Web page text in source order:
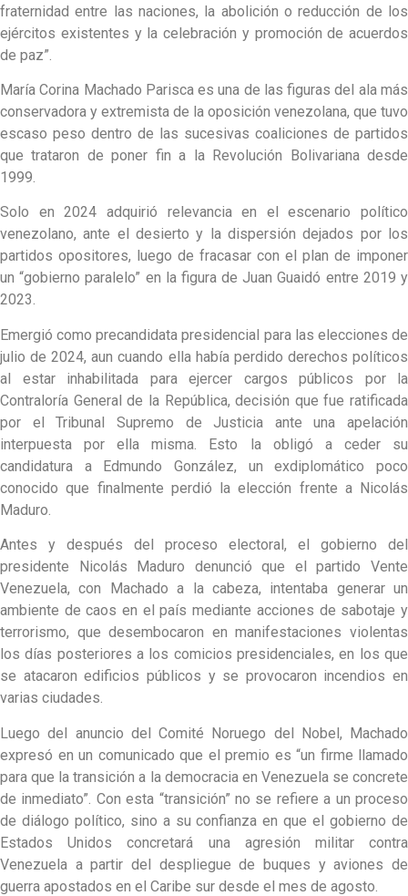
fraternidad entre las naciones, la abolición o reducción de los
ejércitos existentes y la celebración y promoción de acuerdos
de paz”.
María Corina Machado Parisca es una de las figuras del ala más
conservadora y extremista de la oposición venezolana, que tuvo
escaso peso dentro de las sucesivas coaliciones de partidos
que trataron de poner fin a la Revolución Bolivariana desde
1999.
Solo en 2024 adquirió relevancia en el escenario político
venezolano, ante el desierto y la dispersión dejados por los
partidos opositores, luego de fracasar con el plan de imponer
un “gobierno paralelo” en la figura de Juan Guaidó entre 2019 y
2023.
Emergió como precandidata presidencial para las elecciones de
julio de 2024, aun cuando ella había perdido derechos políticos
al estar inhabilitada para ejercer cargos públicos por la
Contraloría General de la República, decisión que fue ratificada
por el Tribunal Supremo de Justicia ante una apelación
interpuesta por ella misma. Esto la obligó a ceder su
candidatura a Edmundo González, un exdiplomático poco
conocido que finalmente perdió la elección frente a Nicolás
Maduro.
Antes y después del proceso electoral, el gobierno del
presidente Nicolás Maduro denunció que el partido Vente
Venezuela, con Machado a la cabeza, intentaba generar un
ambiente de caos en el país mediante acciones de sabotaje y
terrorismo, que desembocaron en manifestaciones violentas
los días posteriores a los comicios presidenciales, en los que
se atacaron edificios públicos y se provocaron incendios en
varias ciudades.
Luego del anuncio del Comité Noruego del Nobel, Machado
expresó en un comunicado que el premio es “un firme llamado
para que la transición a la democracia en Venezuela se concrete
de inmediato”. Con esta “transición” no se refiere a un proceso
de diálogo político, sino a su confianza en que el gobierno de
Estados Unidos concretará una agresión militar contra
Venezuela a partir del despliegue de buques y aviones de
guerra apostados en el Caribe sur desde el mes de agosto.